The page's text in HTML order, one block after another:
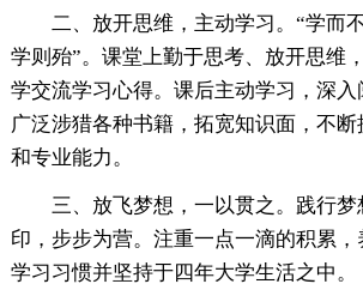
二、放开思维，主动学习。“学而
学则殆”。课堂上勤于思考、放开思维
学交流学习心得。课后主动学习，深入
广泛涉猎各种书籍，拓宽知识面，不
和专业能力。
三、放飞梦想，一以贯之。践行
印，步步为营。注重一点一滴的积累，
学习习惯并坚持于四年大学生活之中。